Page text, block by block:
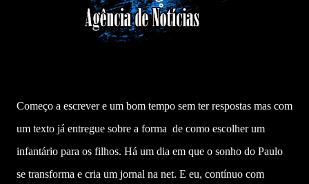
Começo a escrever e um bom tempo sem ter respostas mas com
um texto já entregue sobre a forma de como escolher um
infantário para os filhos. Há um dia em que o sonho do Paulo
se transforma e cria um jornal na net. E eu, contínuo com